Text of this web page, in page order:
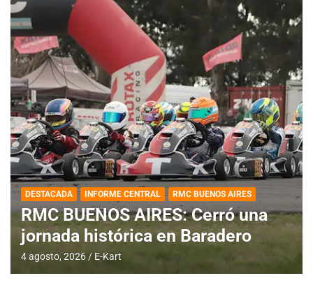
DESTACADA INFORME CENTRAL RMC BUENOS AIRES
RMC BUENOS AIRES: Cerró una
jornada histórica en Baradero
4 agosto, 2026 E-Kart